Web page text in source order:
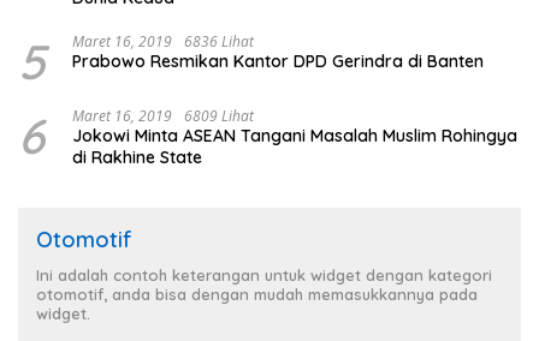
5 Maret 16, 2019 6836 Lihat
Prabowo Resmikan Kantor DPD Gerindra di Banten
6 Maret 16, 2019 6809 Lihat
Jokowi Minta ASEAN Tangani Masalah Muslim Rohingya
di Rakhine State
Otomotif
Ini adalah contoh keterangan untuk widget dengan kategori
otomotif, anda bisa dengan mudah memasukkannya pada
widget.